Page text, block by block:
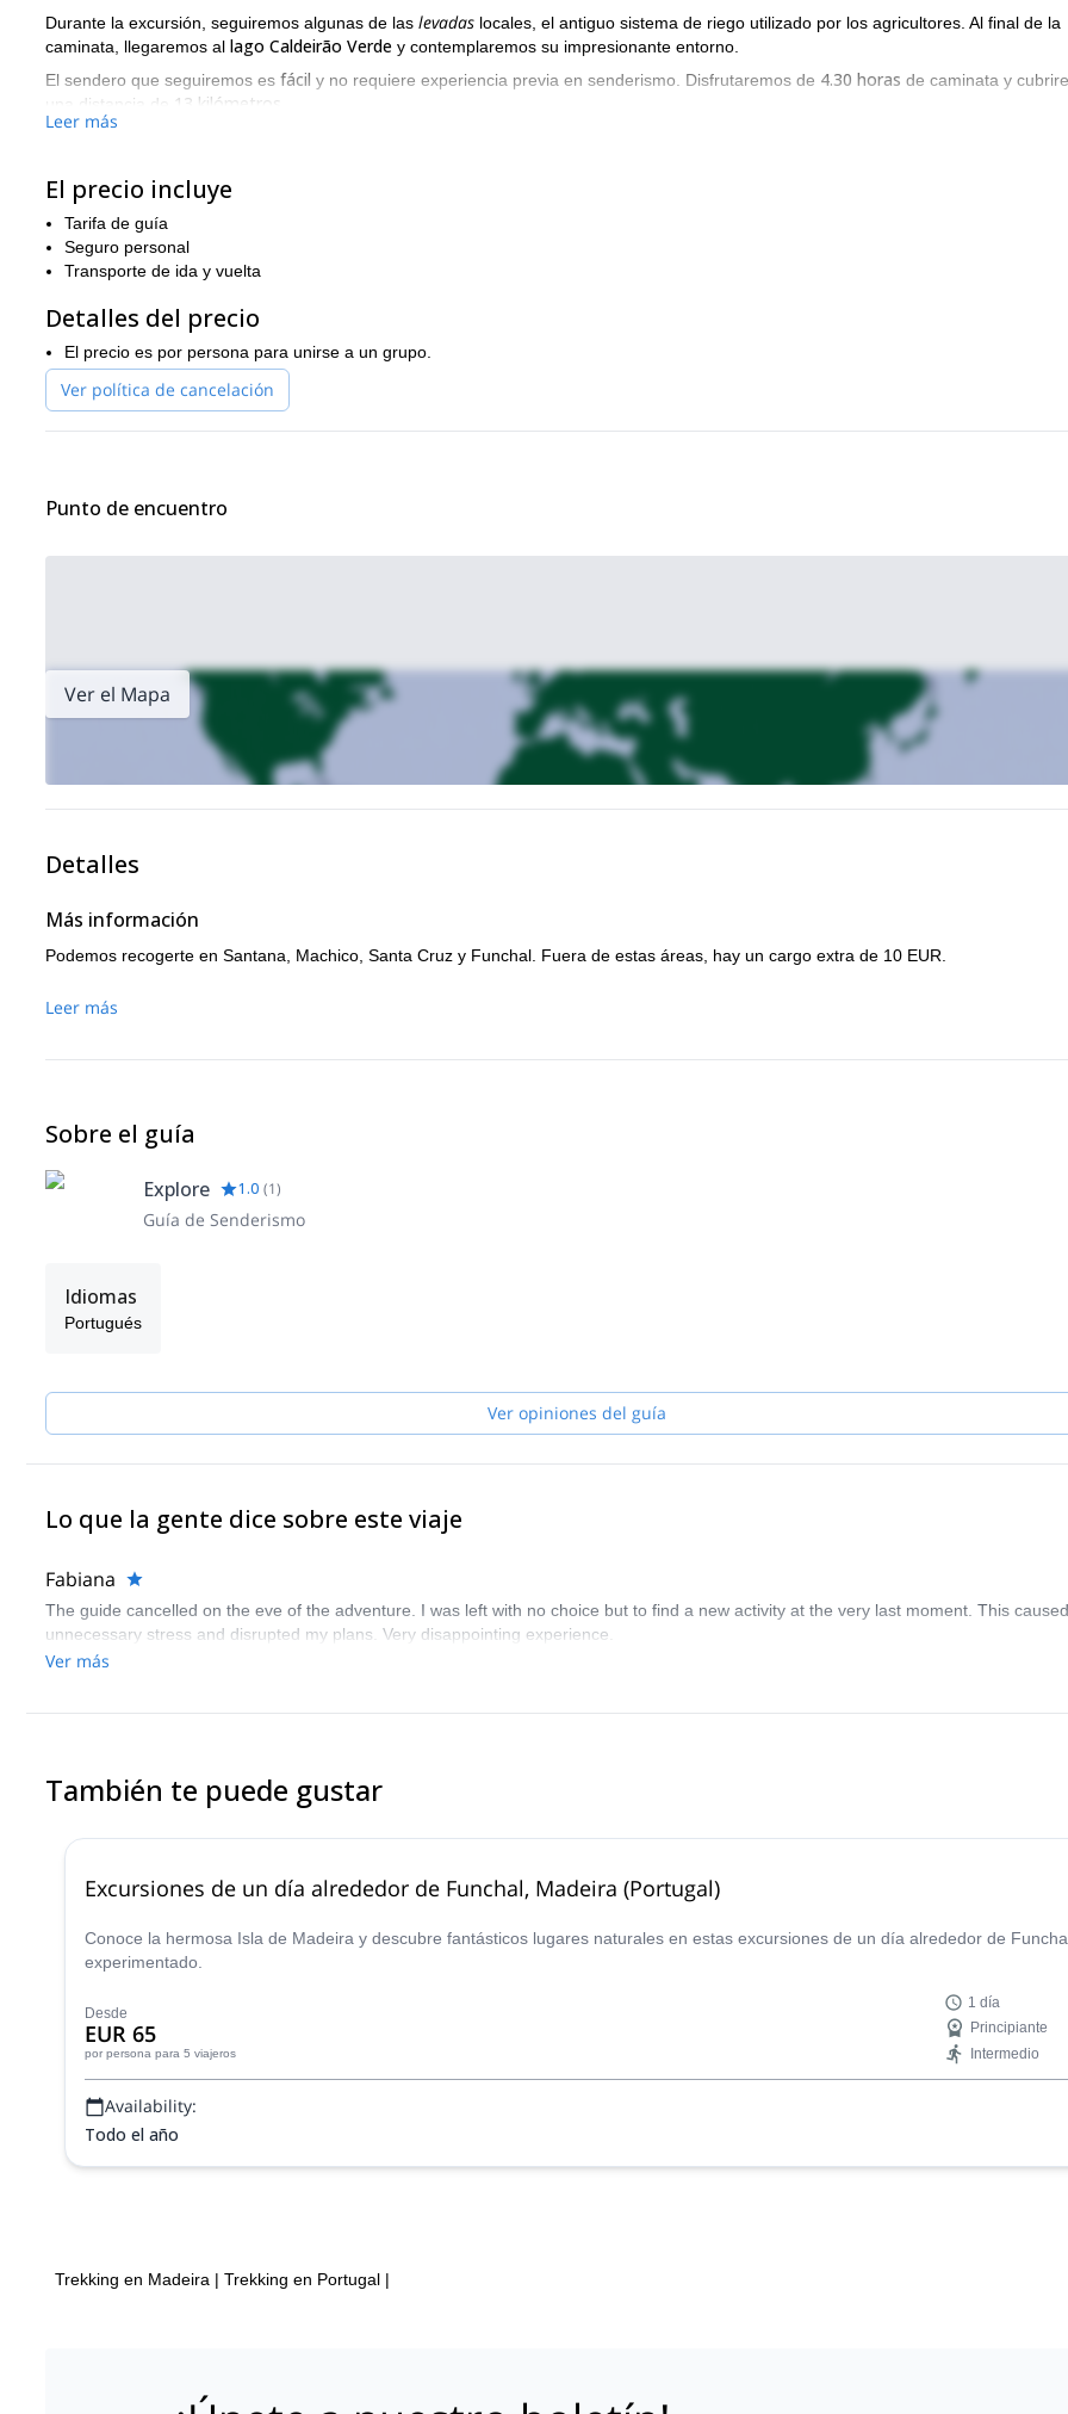
Durante la excursión, seguiremos algunas de las levadas locales, el antiguo sistema de riego utilizado por los agricultores. Al final de la
caminata, llegaremos al lago Caldeirão Verde y contemplaremos su impresionante entorno.
El sendero que seguiremos es fácil y no requiere experiencia previa en senderismo. Disfrutaremos de 4.30 horas de caminata y
una distancia de
13 kilómetros
Entonces, ¿estás listo para esta excursión de un día en Madeira? Entonces ponte en contacto con nosotros enviando la solicitud
¿Buscas una caminata más difícil en la isla? Entonces echa un vistazo a esta excursión de un día que lideramos desde
hasta Pico Ruivo
Leer más
El precio incluye
Tarifa de guía
Seguro personal
Transporte de ida y vuelta
Detalles del precio
El precio es por persona para unirse a un grupo.
Ver política de cancelación
Punto de encuentro
Ver el Mapa
Detalles
Más información
Podemos recogerte en Santana, Machico, Santa Cruz y Funchal. Fuera de estas áreas, hay un cargo extra de 10 EUR.
Leer más
Sobre el guía
Explore 1.0 (1)
Guía de Senderismo
Idiomas
Portugués
Ver opiniones del guía
Lo que la gente dice sobre este viaje
Fabiana
The guide cancelled on the eve of the adventure. I was left with no choice but to find a new activity at the very last moment. This caused
unnecessary stress and disrupted my plans. Very disappointing experience.
Ver más
También te puede gustar
Excursiones de un día alrededor de Funchal, Madeira (Portugal)
Conoce la hermosa Isla de Madeira y descubre fantásticos lugares naturales en estas excursiones de un día alrededor de
experimentado.
Desde
EUR 65
por persona para 5 viajeros
1 día
Principiante
Intermedio
Availability:
Todo el año
Trekking en Madeira | Trekking en Portugal |